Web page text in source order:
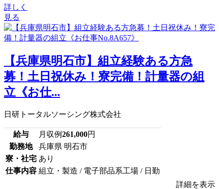
詳しく
見る
【兵庫県明石市】組立経験ある方急
募！土日祝休み！寮完備！計量器の組
立《お仕...
日研トータルソーシング株式会社
給与 月収例261,000円
勤務地
兵庫県 明石市
寮・社宅 あり
仕事内容 組立・製造 / 電子部品系工場 / 日勤
詳細を表示